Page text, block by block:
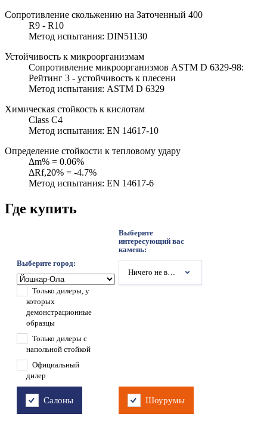
Сопротивление скольжению на Заточенный 400
R9 - R10
Метод испытания: DIN51130
Устойчивость к микроорганизмам
Сопротивление микроорганизмов ASTM D 6329-98:
Рейтинг 3 - устойчивость к плесени
Метод испытания: ASTM D 6329
Химическая стойкость к кислотам
Class C4
Метод испытания: EN 14617-10
Определение стойкости к тепловому удару
Δm% = 0.06%
ΔRf,20% = -4.7%
Метод испытания: EN 14617-6
Где купить
Выберите город:
Выберите
интересующий вас
камень:
Ничего не выбрано
Только дилеры, у
которых
демонстрационные
образцы
Только дилеры с
напольной стойкой
Официальный
дилер
Салоны Шоурумы